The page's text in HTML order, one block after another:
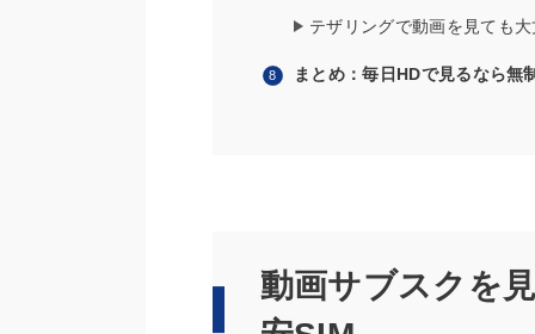
テザリングで動画を見ても
まとめ：毎日HDで見るなら無
動画サブスクを